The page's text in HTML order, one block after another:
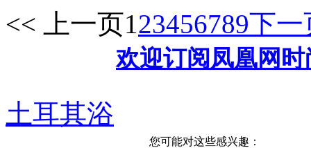
<< 上一页123456789下一
欢迎订阅凤凰网
土耳其浴
您可能对这些感兴趣：